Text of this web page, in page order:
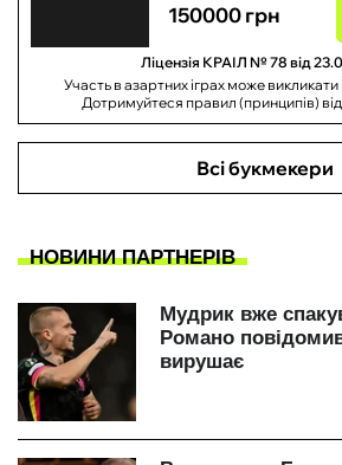
150000 грн
Ліцензія КРАІЛ № 78 від
Участь в азартних іграх може викликати
Дотримуйтеся правил (принципів)
Всі букмекери